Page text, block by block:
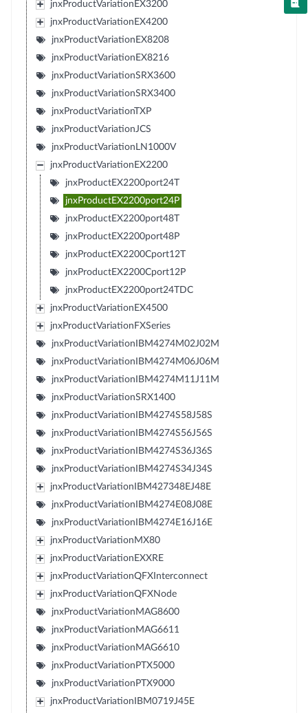
jnxProductVariationEX3200
jnxProductVariationEX4200
jnxProductVariationEX8208
jnxProductVariationEX8216
jnxProductVariationSRX3600
jnxProductVariationSRX3400
jnxProductVariationTXP
jnxProductVariationJCS
jnxProductVariationLN1000V
jnxProductVariationEX2200
jnxProductEX2200port24T
jnxProductEX2200port24P
jnxProductEX2200port48T
jnxProductEX2200port48P
jnxProductEX2200Cport12T
jnxProductEX2200Cport12P
jnxProductEX2200port24TDC
jnxProductVariationEX4500
jnxProductVariationFXSeries
jnxProductVariationIBM4274M02J02M
jnxProductVariationIBM4274M06J06M
jnxProductVariationIBM4274M11J11M
jnxProductVariationSRX1400
jnxProductVariationIBM4274S58J58S
jnxProductVariationIBM4274S56J56S
jnxProductVariationIBM4274S36J36S
jnxProductVariationIBM4274S34J34S
jnxProductVariationIBM427348EJ48E
jnxProductVariationIBM4274E08J08E
jnxProductVariationIBM4274E16J16E
jnxProductVariationMX80
jnxProductVariationEXXRE
jnxProductVariationQFXInterconnect
jnxProductVariationQFXNode
jnxProductVariationMAG8600
jnxProductVariationMAG6611
jnxProductVariationMAG6610
jnxProductVariationPTX5000
jnxProductVariationPTX9000
jnxProductVariationIBM0719J45E